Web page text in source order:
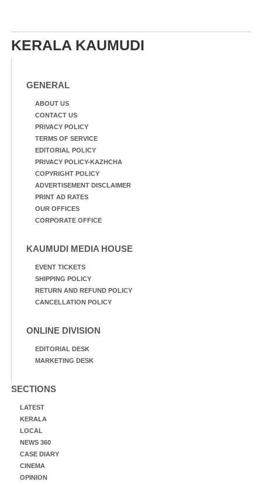
KERALA KAUMUDI
GENERAL
ABOUT US
CONTACT US
PRIVACY POLICY
TERMS OF SERVICE
EDITORIAL POLICY
PRIVACY POLICY-KAZHCHA
COPYRIGHT POLICY
ADVERTISEMENT DISCLAIMER
PRINT AD RATES
OUR OFFICES
CORPORATE OFFICE
KAUMUDI MEDIA HOUSE
EVENT TICKETS
SHIPPING POLICY
RETURN AND REFUND POLICY
CANCELLATION POLICY
ONLINE DIVISION
EDITORIAL DESK
MARKETING DESK
SECTIONS
LATEST
KERALA
LOCAL
NEWS 360
CASE DIARY
CINEMA
OPINION